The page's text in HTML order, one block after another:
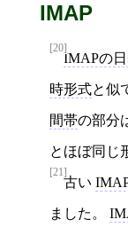
IMAP
[20]
IMAPの
時形式と似
間帯の部分
とほぼ同じ
[21]
古い
ました。